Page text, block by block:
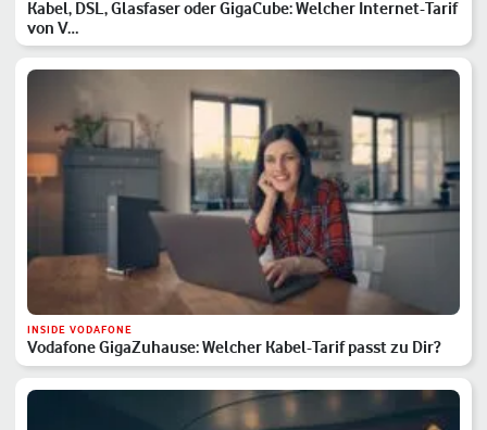
Kabel, DSL, Glasfaser oder GigaCube: Welcher Internet-Tarif
von V…
INSIDE VODAFONE
Vodafone GigaZuhause: Welcher Kabel-Tarif passt zu Dir?